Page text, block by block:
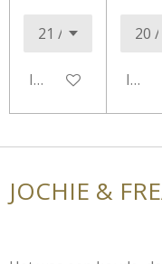
In winkelwagen
In
JOCHIE &